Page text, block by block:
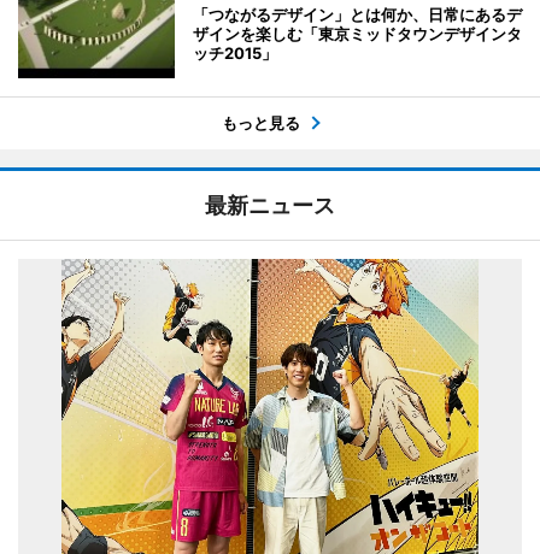
「つながるデザイン」とは何か、日常にあるデ
ザインを楽しむ「東京ミッドタウンデザインタ
ッチ2015」
もっと見る
最新ニュース